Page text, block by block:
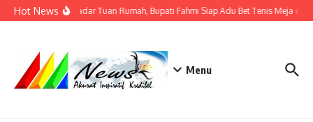
Lewati ke konten
Hot NewsTak Sekadar Tuan Rumah, Bupati Fahmi Siap Adu Bet Tenis Meja
Menu